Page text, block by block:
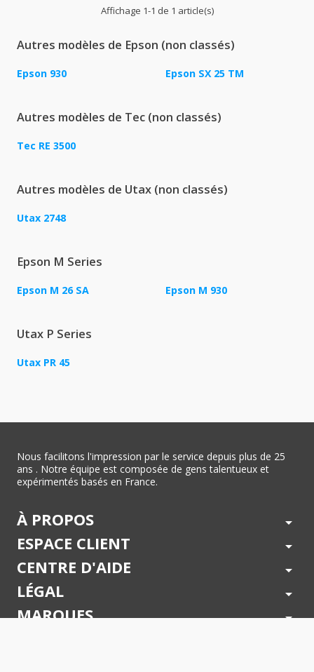
Affichage 1-1 de 1 article(s)
Autres modèles de Epson (non classés)
Epson 930 Epson SX 25 TM
Autres modèles de Tec (non classés)
Tec RE 3500
Autres modèles de Utax (non classés)
Utax 2748
Epson M Series
Epson M 26 SA Epson M 930
Utax P Series
Utax PR 45
Nous facilitons l'impression par le service depuis plus de 25
ans . Notre équipe est composée de gens talentueux et
expérimentés basés en France.
À PROPOS arrow_drop_down
ESPACE CLIENT arrow_drop_down
CENTRE D'AIDE arrow_drop_down
LÉGAL arrow_drop_down
MARQUES arrow_drop_down